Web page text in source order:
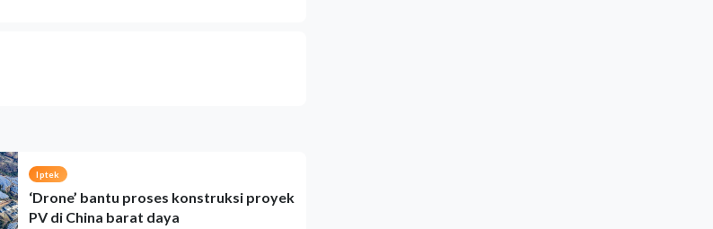
Iptek
‘Drone’ bantu proses konstruksi proyek
PV di China barat daya